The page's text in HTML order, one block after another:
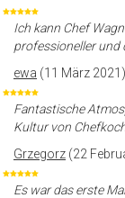
Ich kann Chef
professioneller und
ewa (11 März 2021)
Fantastische
Kultur von
Grzegorz (22
Es war das erste